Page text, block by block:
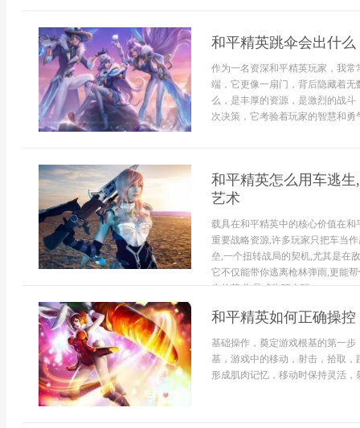
和平精英跳伞会出什
作为一名资深和平精英玩家，我
端，它更像一扇门，背后隐藏着
么，是丰厚的资源，是激烈的战
次决策，它考验着玩家的智慧和勇
和平精英怎么用车逃
艺术
载具在和平精英中的核心价值在
重要战略资源,许多玩家只把车当
垒,一个扭转战局的契机,尤其是在
它不仅能带你逃离枪林弹雨,更能
生的艺术,是成为顶尖玩...
和平精英如何正确操
基础操作，奠定游戏根基的第一
基，游戏中的移动，射击，拾取
形成肌肉记忆，移动时保持灵活